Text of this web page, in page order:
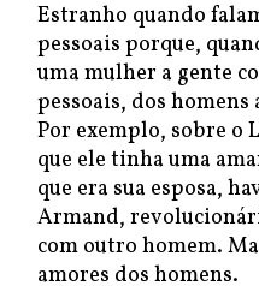
Estranho quando
pessoais porque,
uma mulher a gente
pessoais, dos homens
Por exemplo, sobre o
que ele tinha uma
que era sua esposa,
Armand,
com outro homem.
amores dos homens.